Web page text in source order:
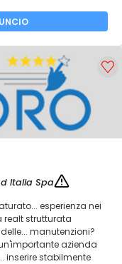
Italia Spa
esperienza nei
realt strutturata
manutenzioni?
azienda
inserire stabilmente